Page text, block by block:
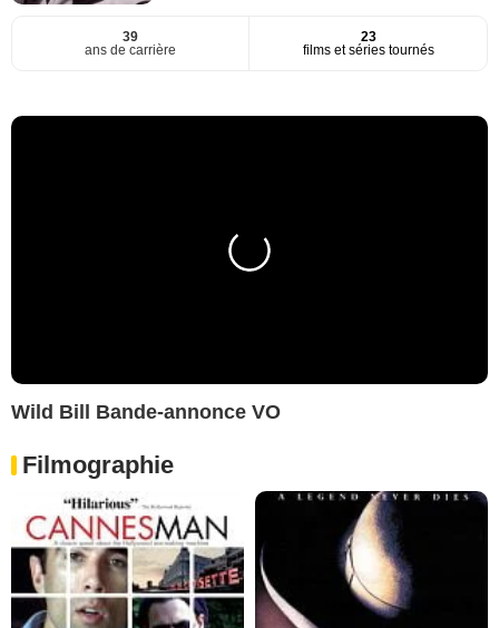
39
ans de carrière
23
films et séries tournés
Wild Bill Bande-annonce VO
Filmographie